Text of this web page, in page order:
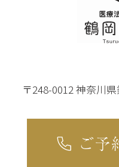
〒248-0012 神奈川
ご予